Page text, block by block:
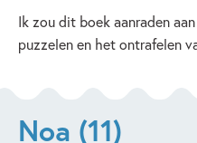
Ik zou dit boek aanraden
puzzelen en het ontrafelen
Noa (11)